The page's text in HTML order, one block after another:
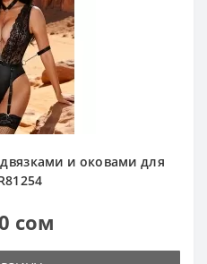
и оковами для
сом